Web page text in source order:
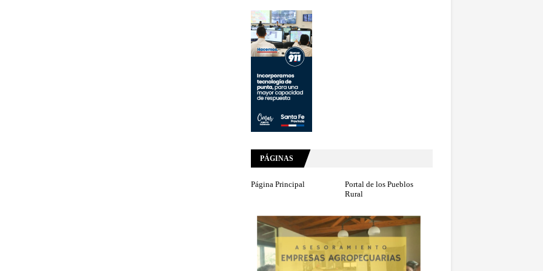
PÁGINAS
Página Principal
Portal de los Pueblos
Rural